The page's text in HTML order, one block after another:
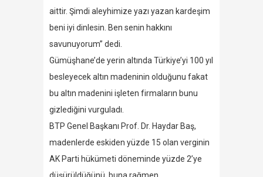
aittir. Şimdi aleyhimize yazı yazan kardeşim
beni iyi dinlesin. Ben senin hakkını
savunuyorum” dedi.
Gümüşhane’de yerin altında Türkiye’yi 100 yıl
besleyecek altın madeninin olduğunu fakat
bu altın madenini işleten firmaların bunu
gizlediğini vurguladı.
BTP Genel Başkanı Prof. Dr. Haydar Baş,
madenlerde eskiden yüzde 15 olan verginin
AK Parti hükümeti döneminde yüzde 2’ye
düşürüldüğünü, buna rağmen